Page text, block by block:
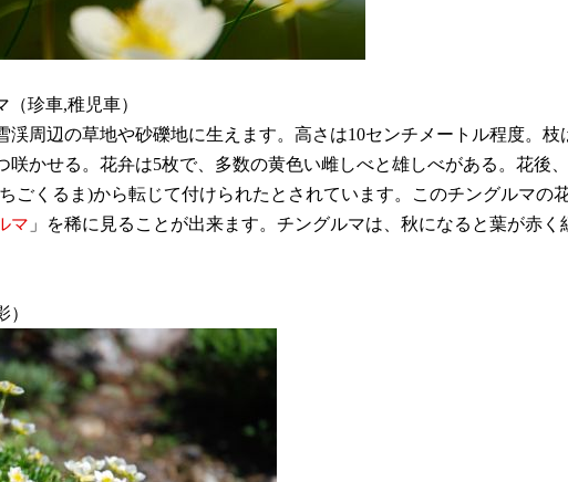
（珍車,稚児車）
周辺の草地や砂礫地に生えます。高さは10センチメートル程度。
咲かせる。花弁は5枚で、多数の黄色い雌しべと雄しべがある。花
ごくるま)から転じて付けられたとされています。このチングルマの
マ 」を稀に見ることが出来ます。チングルマは、秋になると葉が赤